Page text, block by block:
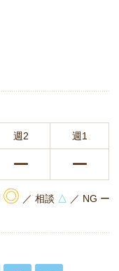
週2 週1
ー ー
◎ ／ 相談 △ ／ NG ー